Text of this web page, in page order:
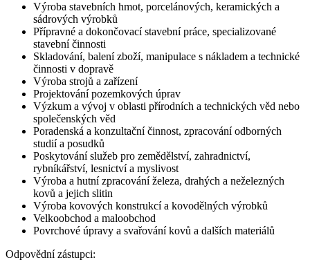
Výroba stavebních hmot, porcelánových, keramických a
sádrových výrobků
Přípravné a dokončovací stavební práce, specializované
stavební činnosti
Skladování, balení zboží, manipulace s nákladem a technické
činnosti v dopravě
Výroba strojů a zařízení
Projektování pozemkových úprav
Výzkum a vývoj v oblasti přírodních a technických věd nebo
společenských věd
Poradenská a konzultační činnost, zpracování odborných
studií a posudků
Poskytování služeb pro zemědělství, zahradnictví,
rybníkářství, lesnictví a myslivost
Výroba a hutní zpracování železa, drahých a neželezných
kovů a jejich slitin
Výroba kovových konstrukcí a kovodělných výrobků
Velkoobchod a maloobchod
Povrchové úpravy a svařování kovů a dalších materiálů
Odpovědní zástupci: